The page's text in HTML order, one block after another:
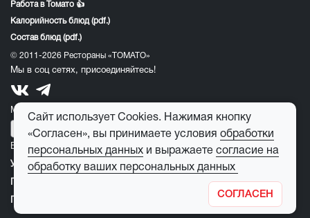
Работа в Томато 👍
Калорийность блюд (pdf.)
Состав блюд (pdf.)
© 2011-2026 Рестораны «ТОМАТО»
Мы в соц сетях, присоединяйтесь!
Мобильное приложение томато:
E-mail для обратной связи: feedback@tomato-pizza.ru
Условия обработки персональных данных
Сайт использует Cookies. Нажимая кнопку
«Согласен», вы принимаете условия обработки
персональных данных и выражаете согласие на
обработку ваших персональных данных
СОГЛАСЕН